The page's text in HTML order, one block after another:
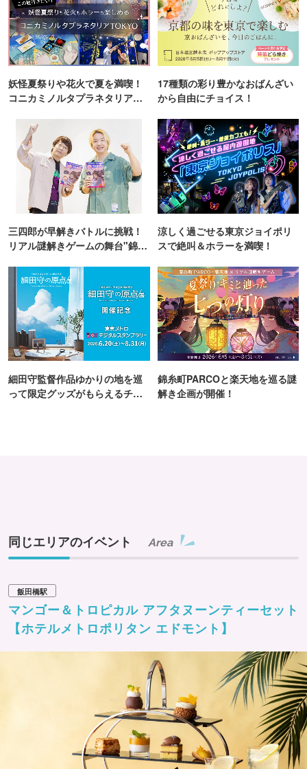
〈津軽びいどろ“HANABI”ガラスに彩る、フラワーワークシ
ョップ〉
津軽びいどろの美しい器“HANABI”を使い、ねぶた祭りの熱
気と夜空の花火をお花で表現する、この期間だけの特別な
ワークショップです。4,400円・7,700円のコースで、使用
する器と制作するアレンジメントが異なります。ワークシ
ョップで使用する津軽びいどろの花瓶・器とお花はプレゼ
ントします。
開催日：6月13日(土)、14日(日)、21日(日)
〈「世界にひとつだけのレトログラスを作ろう！」ワーク
懐かしいのに新しい。昭和のカワイイを詰め込んだ、幅広
「アデリアレトロ」の柄をグラスに貼って、オリジナルの
グラスをつくるワークショップです。
開催日：6月19日(金)、20日(土)
※内容の詳細は公式サイトをご確認ください。
妖怪夏祭りや花火で夏を満喫！
コニカミノルタプラネタリア
17種類の彩り豊かなおばんざい
から自由にチョイス！
三四郎が早解きバトルに挑戦！
リアル謎解きゲームの舞台"錦糸
涼しく過ごせる東京ジョイポリ
スで絶叫＆ホラーを満喫！
細田守監督作品ゆかりの地を巡
って限定グッズがもらえるチャ
錦糸町PARCOと楽天地を巡る謎
解き企画が開催！
同じエリアのイベント Area
飯田橋駅
マンゴー＆トロピカル アフタヌーンティーセット
【ホテルメトロポリタン エドモント】